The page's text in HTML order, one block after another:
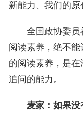
新能力、我们的原
全国政协委员
阅读素养，绝不
的阅读素养，是
追问的能力。
麦家：如果